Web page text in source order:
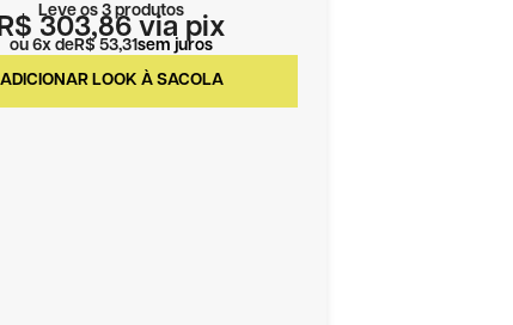
Leve os 3 produtos
R$ 303,86 via pix
6x R$ 53,31sem juros